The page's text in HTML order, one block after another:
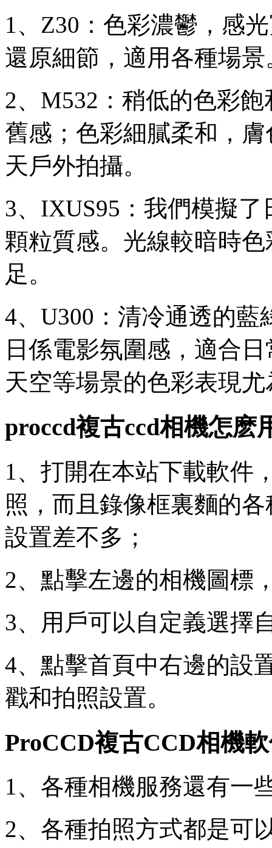
1、Z30：色彩濃鬱，感
還原細節，適用各種場景
2、M532：稍低的色彩
舊感；色彩細膩柔和，
天戶外拍攝。
3、IXUS95：我們模擬
顆粒質感。光線較暗時
足。
4、U300：清冷通透的
日係電影氛圍感，適合
天空等場景的色彩表現
proccd複古ccd相機怎麽
1、打開在本站下載軟件
照，而且錄像框裏麵的
設置差不多；
2、點擊左邊的相機圖標
3、用戶可以自定義選擇
4、點擊首頁中右邊的設
戳和拍照設置。
ProCCD複古CCD相機
1、各種相機服務還有一
2、各種拍照方式都是可